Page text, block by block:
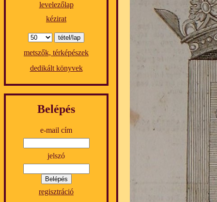
levelezőlap
kézirat
metszők, térképészek
dedikált könyvek
Belépés
e-mail cím
jelszó
regisztráció